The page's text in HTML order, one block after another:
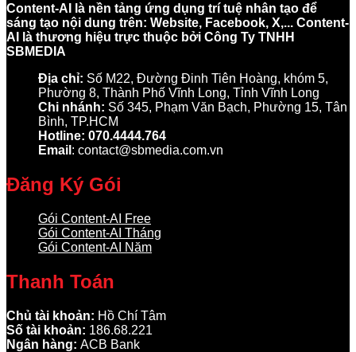
Content-AI là nền tảng ứng dụng trí tuệ nhân tạo để
sáng tạo nội dung trên: Website, Facebook, X,... Content-
AI là thương hiệu trực thuộc bởi Công Ty TNHH
SBMEDIA
Địa chỉ: Số M22, Đường Đinh Tiên Hoàng, khóm 5,
Phường 8, Thành Phố Vĩnh Long, Tỉnh Vĩnh Long
Chi nhánh: Số 345, Phạm Văn Bạch, Phường 15, Tân
Bình, TP.HCM
Hotline: 070.4444.764
Email : contact@sbmedia.com.vn
Đăng Ký Gói
Gói Content-AI Free
Gói Content-AI Tháng
Gói Content-AI Năm
Thanh Toán
Chủ tài khoản: Hồ Chí Tâm
Số tài khoản: 186.68.221
Ngân hàng: ACB Bank